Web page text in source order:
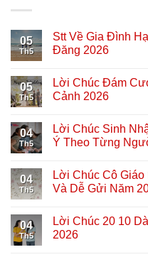
05
Th5
Stt Về Gia Đình
Đăng 2026
05
Th5
Lời Chúc Đám
Cảnh 2026
04
Th5
Lời Chúc Sinh
Ý Theo Từng
04
Th5
Lời Chúc Cô Giáo
Và Dễ Gửi Năm
04
Th5
Lời Chúc 20 10
2026